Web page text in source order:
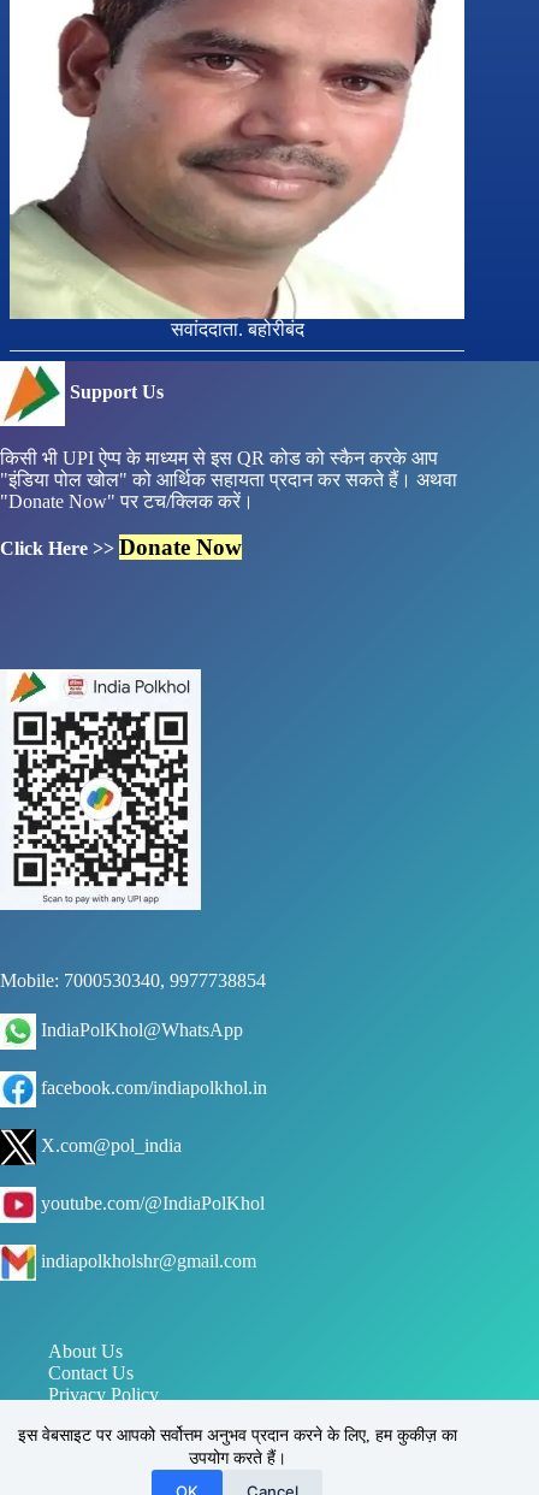
इस वेबसाइट पर आपको सर्वोत्तम अनुभव प्रदान करने के लिए, हम कुकीज़ का
उपयोग करते हैं।
OK Cancel
सवांददाता. बहोरीबंद
Support Us
किसी भी UPI ऐप्प के माध्यम से इस QR कोड को स्कैन करके आप
"इंडिया पोल खोल" को आर्थिक सहायता प्रदान कर सकते हैं। अथवा
"Donate Now" पर टच/क्लिक करें।
Click Here >> Donate Now
Mobile: 7000530340, 9977738854
IndiaPolKhol@WhatsApp
facebook.com/indiapolkhol.in
X.com@pol_india
youtube.com/@IndiaPolKhol
indiapolkholshr@gmail.com
About Us
Contact Us
Privacy Policy
पत्र सूचना कार्यालय PIB
इंडिया पोल खोल, सिहोरा, जबलपुर, मध्य प्रदेश, भारत 483225
Reg. No.: UAM - MP24D0031170